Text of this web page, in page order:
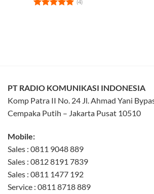
(4)
PT RADIO KOMUNIKASI INDONESIA
Komp Patra II No. 24 Jl. Ahmad Yani
Cempaka Putih – Jakarta Pusat 10510
Mobile:
Sales : 0811 9048 889
Sales : 0812 8191 7839
Sales : 0811 1477 192
Service : 0811 8718 889